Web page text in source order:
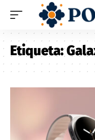
Etiqueta: